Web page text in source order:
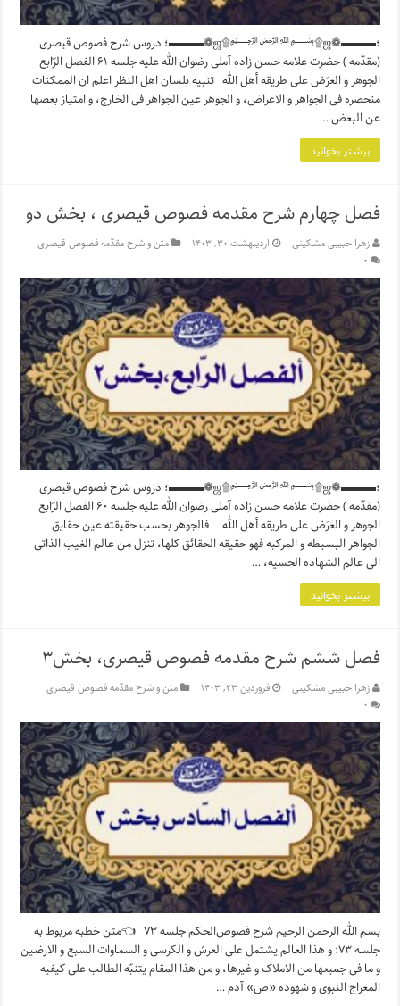
؛▬▬▬❁ஜ۩﷽۩ஜ❁▬▬▬؛ دروس شرح فصوص قیصری
(مقدّمه ) حضرت علامه حسن زاده آملی رضوان الله علیه جلسه ۶۱ الفصل الرّابع
الجوهر و العرَض علی طریقه أهل الله تنبیه بلسان اهل النظر اعلم ان الممکنات
منحصره فی الجواهر و الاعراض، و الجوهر عین الجواهر فی الخارج، و امتیاز بعضها
عن البعض …
بیشتر بخوانید
فصل چهارم شرح مقدمه فصوص قیصری ، بخش دو
زهرا حبیبی مشکینی اردیبهشت ۳۰, ۱۴۰۳
متن و شرح مقدّمه فصوص قیصری
۰
؛▬▬▬❁ஜ۩﷽۩ஜ❁▬▬▬؛ دروس شرح فصوص قیصری
(مقدّمه ) حضرت علامه حسن زاده آملی رضوان الله علیه جلسه ۶۰ الفصل الرّابع
الجوهر و العرَض علی طریقه أهل الله فالجوهر بحسب حقیقته عین حقایق
الجواهر البسیطه و المرکبه فهو حقیقه الحقائق کلها، تنزل من عالم الغیب الذاتى
الى عالم الشهاده الحسیه، …
بیشتر بخوانید
فصل ششم شرح مقدمه فصوص قیصری، بخش۳
زهرا حبیبی مشکینی فروردین ۲۳, ۱۴۰۳
متن و شرح مقدّمه فصوص قیصری
۰
بسم الله الرحمن الرحیم شرح فصوص‌الحکم جلسه ۷۳ 👈متن خطبه مربوط به
جلسه ۷۳: و هذا العالم یشتمل على العرش و الکرسى و السماوات السبع و الارضین
و ما فی جمیعها من الاملاک و غیرها، و من هذا المقام یتنبّه الطالب على کیفیه
المعراج النبوى و شهوده «ص» آدم …